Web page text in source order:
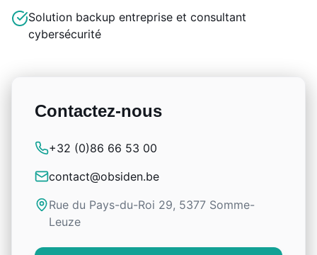
Solution backup entreprise et consultant
cybersécurité
Contactez-nous
+32 (0)86 66 53 00
contact@obsiden.be
Rue du Pays-du-Roi 29, 5377 Somme-
Leuze